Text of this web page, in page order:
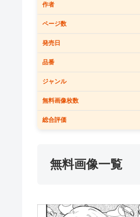
作者
ページ数
発売日
品番
ジャンル
無料画像枚数
総合評価
無料画像一覧